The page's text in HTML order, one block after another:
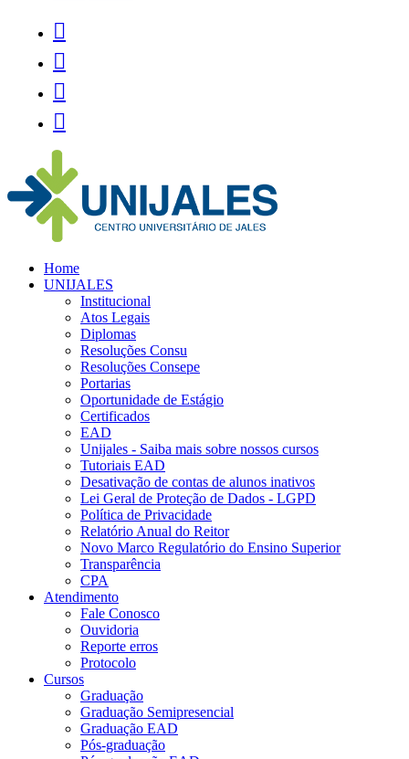




Home
UNIJALES
Institucional
Atos Legais
Diplomas
Resoluções Consu
Resoluções Consepe
Portarias
Oportunidade de Estágio
Certificados
EAD
Unijales - Saiba mais sobre nossos cursos
Tutoriais EAD
Desativação de contas de alunos inativos
Lei Geral de Proteção de Dados - LGPD
Política de Privacidade
Relatório Anual do Reitor
Novo Marco Regulatório do Ensino Superior
Transparência
CPA
Atendimento
Fale Conosco
Ouvidoria
Reporte erros
Protocolo
Cursos
Graduação
Graduação Semipresencial
Graduação EAD
Pós-graduação